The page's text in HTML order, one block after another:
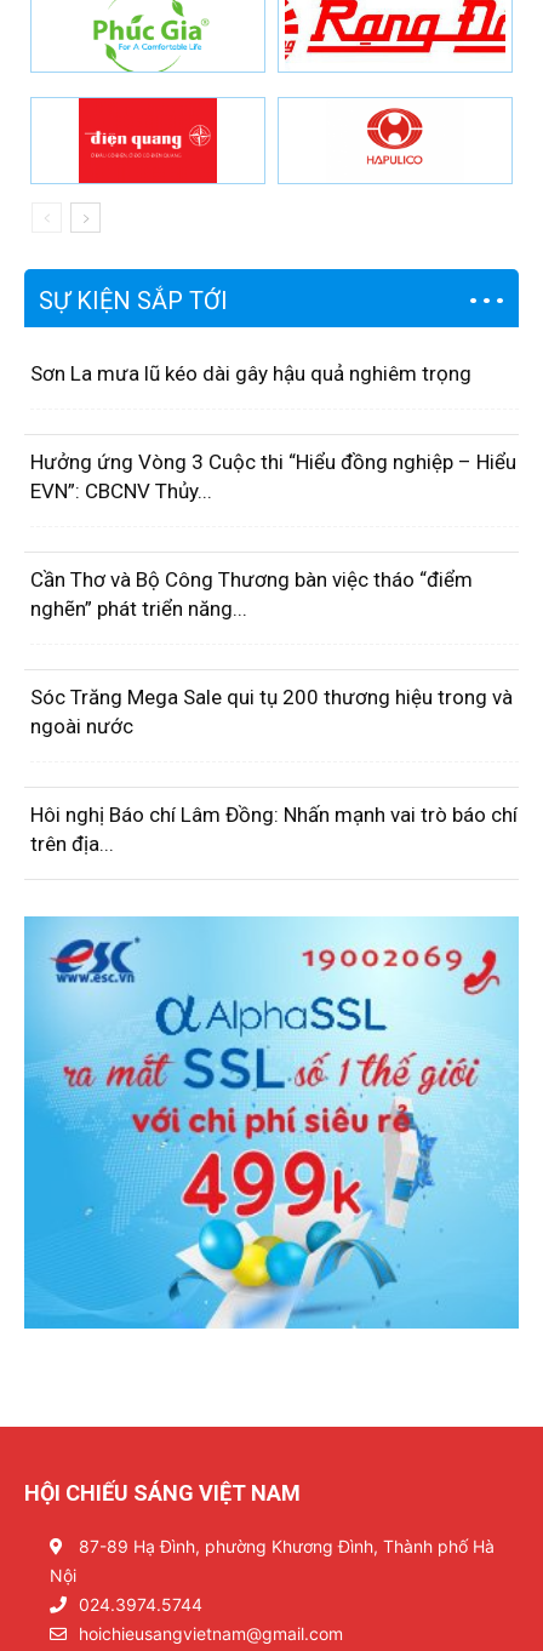
SỰ KIỆN SẮP TỚI
Sơn La mưa lũ kéo dài gây hậu quả nghiêm trọng
Hưởng ứng Vòng 3 Cuộc thi “Hiểu đồng nghiệp – Hiểu
EVN”: CBCNV Thủy...
Cần Thơ và Bộ Công Thương bàn việc tháo “điểm
nghẽn” phát triển năng...
Sóc Trăng Mega Sale qui tụ 200 thương hiệu trong và
ngoài nước
Hôi nghị Báo chí Lâm Đồng: Nhấn mạnh vai trò báo chí
trên địa...
HỘI CHIẾU SÁNG VIỆT NAM
87-89 Hạ Đình, phường Khương Đình, Thành phố Hà
Nội
024.3974.5744
hoichieusangvietnam@gmail.com